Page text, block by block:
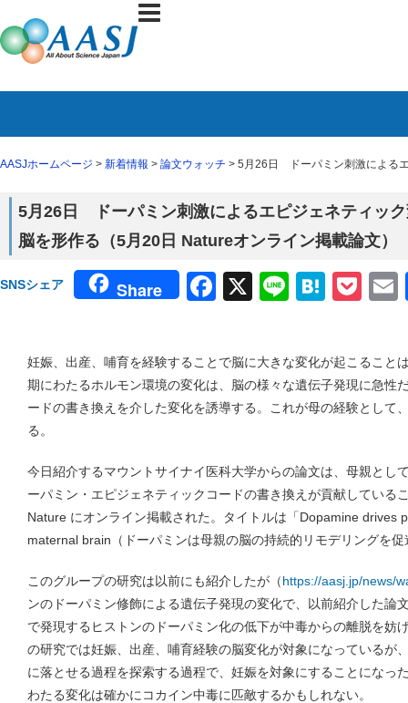
AASJホームページ > 新着情報 > 論文ウォッチ > 5月26日 ドーパミン刺激による
5月26日 ドーパミン刺激によるエピジェネティッ
脳を形作る（5月20日 Natureオンライン掲載論文）
SNSシェア Share Facebook
X Line
妊娠、出産、哺育を経験することで脳に大きな変化が起こること
期にわたるホルモン環境の変化は、脳の様々な遺伝子発現に急性
ードの書き換えを介した変化を誘導する。これが母の経験として
る。
今日紹介するマウントサイナイ医科大学からの論文は、母親とし
ーパミン・エピジェネティックコードの書き換えが貢献している
Nature にオンライン掲載された。タイトルは「Dopamine drives
maternal brain（ドーパミンは母親の脳の持続的リモデリングを
このグループの研究は以前にも紹介したが（https://aasj.jp/news/
ンのドーパミン修飾による遺伝子発現の変化で、以前紹介した論
で発現するヒストンのドーパミン化の低下が中毒からの離脱を妨
の研究では妊娠、出産、哺育経験の脳変化が対象になっているが
に落とせる過程を探索する過程で、妊娠を対象にすることになっ
わたる変化は確かにコカイン中毒に匹敵するかもしれない。